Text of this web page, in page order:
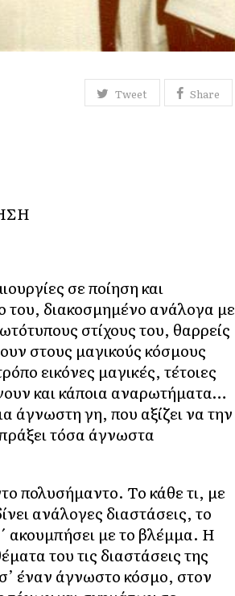
Tweet Share
σε ποίηση και
του, διακοσμημένο ανάλογα με
στίχους του, θαρρείς
στους μαγικούς κόσμους
εικόνες μαγικές, τέτοιες
και κάποια αναρωτήματα…
άγνωστη γη, που αξίζει να την
τόσα άγνωστα
πολυσήμαντο. Το κάθε τι, με
ανάλογες διαστάσεις, το
ακουμπήσει με το βλέμμα. Η
του τις διαστάσεις της
σ’ έναν άγνωστο κόσμο, στον